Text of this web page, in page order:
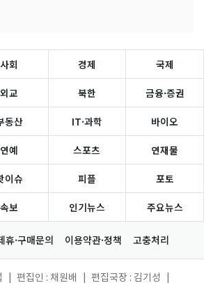
사회 경제 국제
외교 북한 금융·증권
동산 IT·과학 바이오
연예 스포츠 연재물
이슈 피플 포토
속보 인기뉴스 주요뉴스
휴·구매문의 이용약관·정책 고충처리
편집인 : 채원배 편집국장 : 김기성